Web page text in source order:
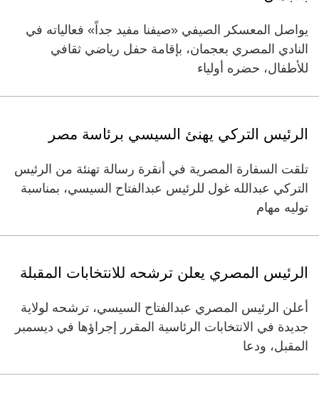
يواصل المعسكر الصيفي «صيفنا مفيد جداً» فعالياته في
النادي المصري بعجمان، بإقامة حفل رياضي ثقافي
للأطفال، حضره أولياء
الرئيس التركي يهنئ السيسي برئاسة مصر
تلقت السفارة المصرية في أنقرة رسالة تهنئة من الرئيس
التركي عبدالله غول للرئيس عبدالفتاح السيسي، بمناسبة
توليه مهام
الرئيس المصري يعلن ترشحه للانتخابات المقبلة
أعلن الرئيس المصري عبدالفتاح السيسي، ترشحه لولاية
جديدة في الانتخابات الرئاسية المقرر إجراؤها في ديسمبر
المقبل، ودعا